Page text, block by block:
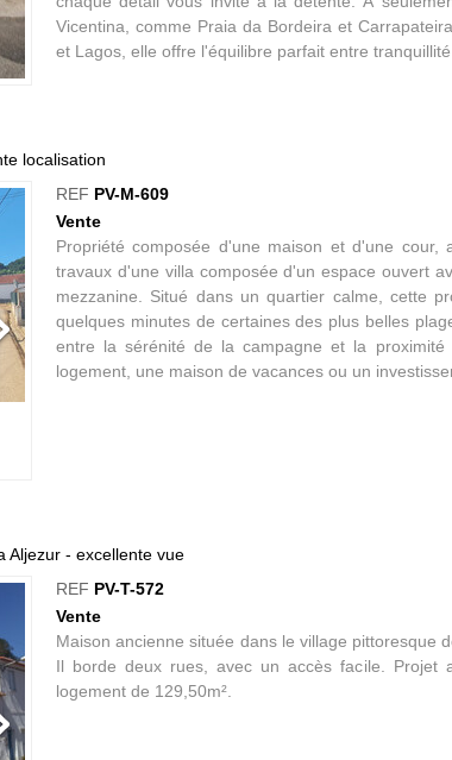
Vicentina, comme Praia da Bordeira et
et Lagos, elle offre l'équilibre parfait entre
localisation
REF PV-M-609
Vente
Propriété composée d'une maison et d'une
travaux d'une villa composée d'un espace ouvert
mezzanine. Situé dans un quartier calme, cette
quelques minutes de certaines des plus belles
entre la sérénité de la campagne et la
logement, une maison de vacances ou un
Aljezur - excellente vue
REF PV-T-572
Vente
Maison ancienne située dans le village pittoresque
Il borde deux rues, avec un accès facile. Projet
logement de 129,50m².